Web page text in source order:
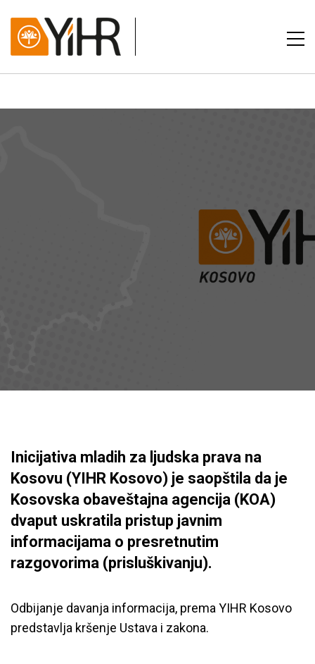
Inicijativa mladih za ljudska prava na
Kosovu (YIHR Kosovo) je saopštila da je
Kosovska obaveštajna agencija (KOA)
dvaput uskratila pristup javnim
informacijama o presretnutim
razgovorima (prisluškivanju).
Odbijanje davanja informacija, prema YIHR Kosovo
predstavlja kršenje Ustava i zakona.